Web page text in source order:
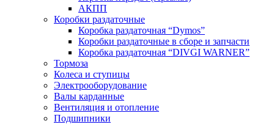
АКПП
Коробки раздаточные
Коробка раздаточная “Dymos”
Коробки раздаточные в сборе и запчасти
Коробка раздаточная “DIVGI WARNER”
Тормоза
Колеса и ступицы
Электрооборудование
Валы карданные
Вентиляция и отопление
Подшипники